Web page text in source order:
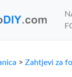
> Zahtjevi za